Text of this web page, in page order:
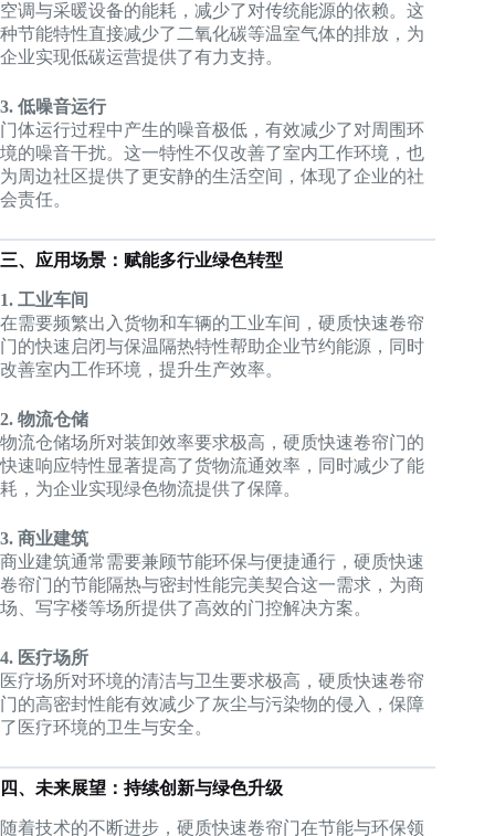
空调与采暖设备的能耗，减少了对传统能源的依赖。这
种节能特性直接减少了二氧化碳等温室气体的排放，为
企业实现低碳运营提供了有力支持。
3. 低噪音运行
门体运行过程中产生的噪音极低，有效减少了对周围环
境的噪音干扰。这一特性不仅改善了室内工作环境，也
为周边社区提供了更安静的生活空间，体现了企业的社
会责任。
三、应用场景：赋能多行业绿色转型
1. 工业车间
在需要频繁出入货物和车辆的工业车间，硬质快速卷帘
门的快速启闭与保温隔热特性帮助企业节约能源，同时
改善室内工作环境，提升生产效率。
2. 物流仓储
物流仓储场所对装卸效率要求极高，硬质快速卷帘门的
快速响应特性显著提高了货物流通效率，同时减少了能
耗，为企业实现绿色物流提供了保障。
3. 商业建筑
商业建筑通常需要兼顾节能环保与便捷通行，硬质快速
卷帘门的节能隔热与密封性能完美契合这一需求，为商
场、写字楼等场所提供了高效的门控解决方案。
4. 医疗场所
医疗场所对环境的清洁与卫生要求极高，硬质快速卷帘
门的高密封性能有效减少了灰尘与污染物的侵入，保障
了医疗环境的卫生与安全。
四、未来展望：持续创新与绿色升级
随着技术的不断进步，硬质快速卷帘门在节能与环保领